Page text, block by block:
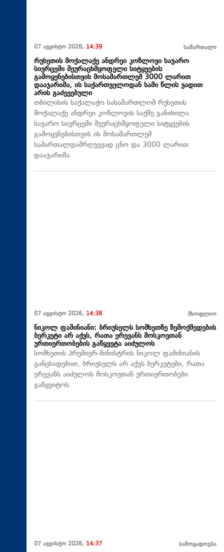
07 აგვისტო 2026, 14:39 სამართალი
რუსეთის მოქალაქე ანდრეი კოზლოვი საჯარო
სივრცეში შეურაცხმყოფელი სიტყვების
გამოყენებისთვის მოსამართლემ 3000 ლარით
დააჯარიმა, ის საქართველოდან სამი წლის ვადით
არის გაძევებული
თბილისის საქალაქო სასამართლომ რუსეთის
მოქალაქე ანდრეი კოზლოვის საქმე განიხილა.
საჯარო სივრცეში შეურაცხმყოფელი სიტყვების
გამოყენებისთვის ის მოსამართლემ
სამართალდამრღვევად ცნო და 3000 ლარით
დააჯარიმა.
07 აგვისტო 2026, 14:38 მსოფლიო
ნიკოლ ფაშინიანი: ბრიუსელს სომხეთზე ზემოქმედების
ბერკეტი არ აქვს, რათა ერევანს მოსკოვთან
ურთიერთობების გაწყვეტა აიძულოს
სომხეთის პრემიერ-მინისტრის ნიკოლ ფაშინიანის
განცხადებით, ბრიუსელს არ აქვს ბერკეტები, რათა
ერევანს აიძულოს მოსკოვთან ურთიერთობები
გაწყვიტოს.
07 აგვისტო 2026, 14:37 საზოგადოება